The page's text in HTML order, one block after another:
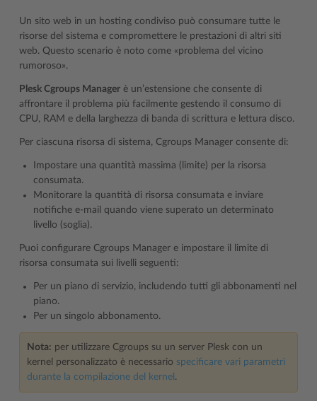
Un sito web in un hosting condiviso può consumare tutte le
risorse del sistema e compromettere le prestazioni di altri siti
web. Questo scenario è noto come «problema del vicino
rumoroso».
Plesk Cgroups Manager è un’estensione che consente di
affrontare il problema più facilmente gestendo il consumo di
CPU, RAM e della larghezza di banda di scrittura e lettura disco.
Per ciascuna risorsa di sistema, Cgroups Manager consente di:
Impostare una quantità massima (limite) per la risorsa
consumata.
Monitorare la quantità di risorsa consumata e inviare
notifiche e-mail quando viene superato un determinato
livello (soglia).
Puoi configurare Cgroups Manager e impostare il limite di
risorsa consumata sui livelli seguenti:
Per un piano di servizio, includendo tutti gli abbonamenti nel
piano.
Per un singolo abbonamento.
Nota: per utilizzare Cgroups su un server Plesk con un
kernel personalizzato è necessario specificare vari parametri
durante la compilazione del kernel .